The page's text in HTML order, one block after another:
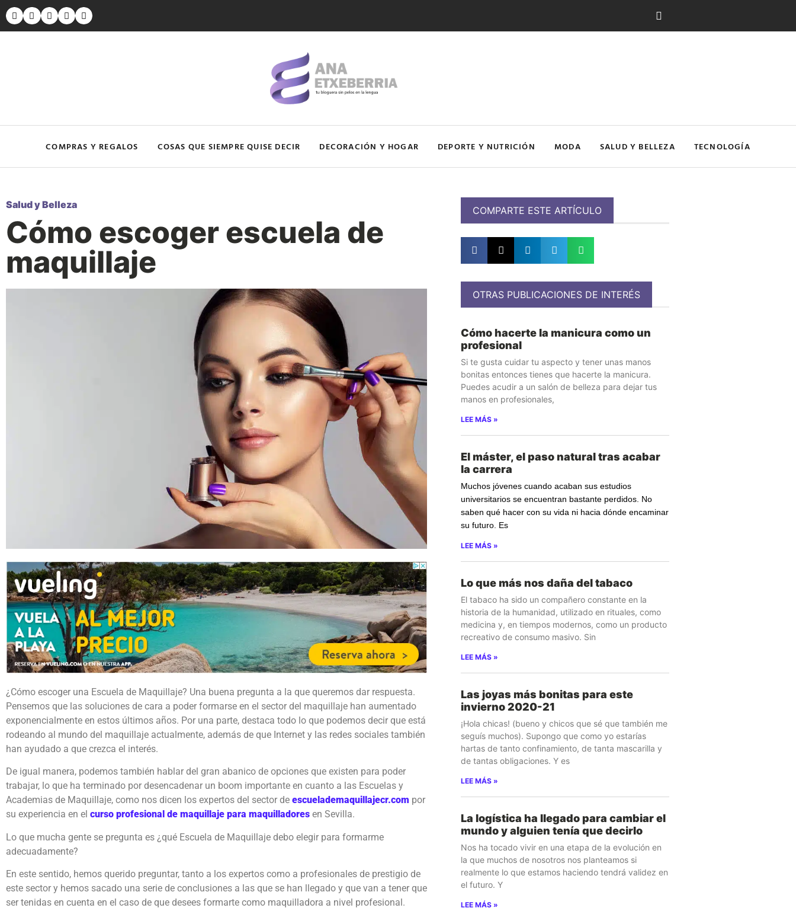
COMPRAS Y REGALOS COSAS QUE SIEMPRE QUISE DECIR DECORACIÓN Y HOGAR DEPORTE Y NUTRICIÓN MODA SALUD Y BELLEZA TECNOLOGÍA
Salud y Belleza
Cómo escoger escuela de
maquillaje
¿Cómo escoger una Escuela de Maquillaje? Una buena pregunta a la que queremos dar respuesta.
Pensemos que las soluciones de cara a poder formarse en el sector del maquillaje han aumentado
exponencialmente en estos últimos años. Por una parte, destaca todo lo que podemos decir que está
rodeando al mundo del maquillaje actualmente, además de que Internet y las redes sociales también
han ayudado a que crezca el interés.
De igual manera, podemos también hablar del gran abanico de opciones que existen para poder
trabajar, lo que ha terminado por desencadenar un boom importante en cuanto a las Escuelas y
Academias de Maquillaje, como nos dicen los expertos del sector de escuelademaquillajecr.com por
su experiencia en el curso profesional de maquillaje para maquilladores en Sevilla.
Lo que mucha gente se pregunta es ¿qué Escuela de Maquillaje debo elegir para formarme
adecuadamente?
En este sentido, hemos querido preguntar, tanto a los expertos como a profesionales de prestigio de
este sector y hemos sacado una serie de conclusiones a las que se han llegado y que van a tener que
ser tenidas en cuenta en el caso de que desees formarte como maquilladora a nivel profesional.
COMPARTE ESTE ARTÍCULO
OTRAS PUBLICACIONES DE INTERÉS
Cómo hacerte la manicura como un
profesional
Si te gusta cuidar tu aspecto y tener unas manos
bonitas entonces tienes que hacerte la manicura.
Puedes acudir a un salón de belleza para dejar tus
manos en profesionales,
LEE MÁS »
El máster, el paso natural tras acabar
la carrera
Muchos jóvenes cuando acaban sus estudios
universitarios se encuentran bastante perdidos. No
saben qué hacer con su vida ni hacia dónde encaminar
su futuro. Es
LEE MÁS »
Lo que más nos daña del tabaco
El tabaco ha sido un compañero constante en la
historia de la humanidad, utilizado en rituales, como
medicina y, en tiempos modernos, como un producto
recreativo de consumo masivo. Sin
LEE MÁS »
Las joyas más bonitas para este
invierno 2020-21
¡Hola chicas! (bueno y chicos que sé que también me
seguís muchos). Supongo que como yo estarías
hartas de tanto confinamiento, de tanta mascarilla y
de tantas obligaciones. Y es
LEE MÁS »
La logística ha llegado para cambiar el
mundo y alguien tenía que decirlo
Nos ha tocado vivir en una etapa de la evolución en
la que muchos de nosotros nos planteamos si
realmente lo que estamos haciendo tendrá validez en
el futuro. Y
LEE MÁS »